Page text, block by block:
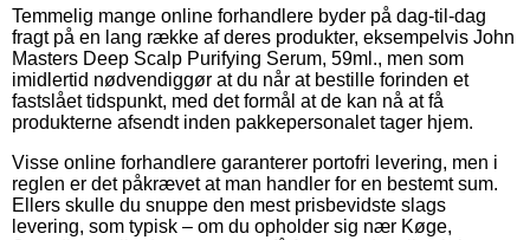
Temmelig mange online forhandlere byder på dag-til-dag
fragt på en lang række af deres produkter, eksempelvis John
Masters Deep Scalp Purifying Serum, 59ml., men som
imidlertid nødvendiggør at du når at bestille forinden et
fastslået tidspunkt, med det formål at de kan nå at få
produkterne afsendt inden pakkepersonalet tager hjem.
Visse online forhandlere garanterer portofri levering, men i
reglen er det påkrævet at man handler for en bestemt sum.
Ellers skulle du snuppe den mest prisbevidste slags
levering, som typisk – om du opholder sig nær Køge,